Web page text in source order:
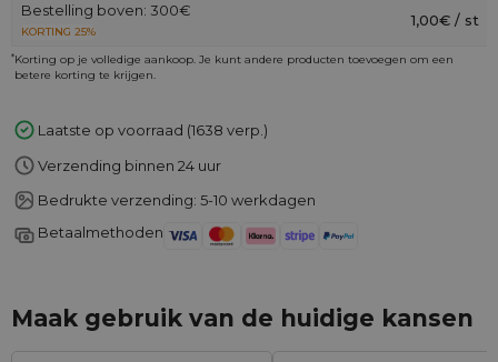
Bestelling boven: 300€
KORTING 25%
1,00€ / st
*Korting op je volledige aankoop. Je kunt andere producten toevoegen om een
betere korting te krijgen.
Laatste op voorraad (1638 verp.)
Verzending binnen 24 uur
Bedrukte verzending: 5-10 werkdagen
Betaalmethoden
Maak gebruik van de huidige kansen